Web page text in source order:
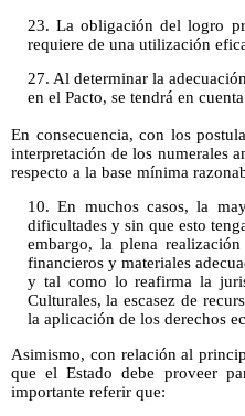
23. La obligación del logro
requiere de una utilización
27. Al determinar la
en el Pacto, se tendrá en
En consecuencia, con los
interpretación de los numerales
respecto a la base mínima
10. En muchos casos, la
dificultades y sin que esto
embargo, la plena
financieros y materiales
y tal como lo reafirma la
Culturales, la escasez de
la aplicación de los derechos
Asimismo, con relación al
que el Estado debe proveer
importante referir que: